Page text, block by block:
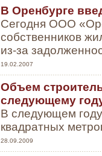
В Оренбурге
Сегодня ООО
собственников
из-за
19.02.2007
Объем
следующему
В следующем году
квадратных
28.09.2009